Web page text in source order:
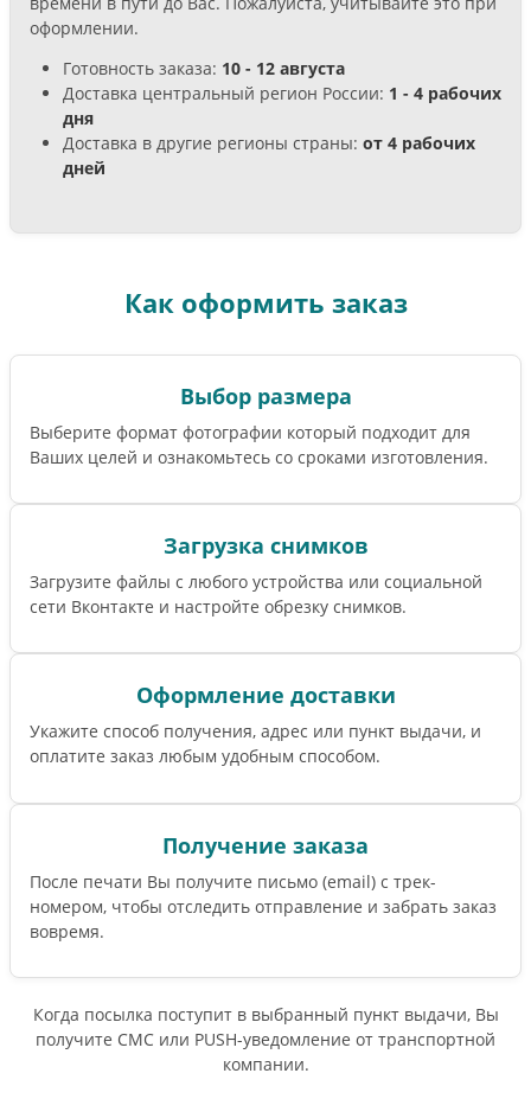
оформлении.
Готовность заказа: 10 - 12 августа
Доставка центральный регион России: 1 - 4 рабочих
дня
Доставка в другие регионы страны: от 4 рабочих
дней
Как оформить заказ
Выбор размера
Выберите формат фотографии который подходит для
Ваших целей и ознакомьтесь со сроками изготовления.
Загрузка снимков
Загрузите файлы с любого устройства или социальной
сети Вконтакте и настройте обрезку снимков.
Оформление доставки
Укажите способ получения, адрес или пункт выдачи, и
оплатите заказ любым удобным способом.
Получение заказа
После печати Вы получите письмо (email) c трек-
номером, чтобы отследить отправление и забрать заказ
вовремя.
Когда посылка поступит в выбранный пункт выдачи, Вы
получите СМС или PUSH-уведомление от транспортной
компании.